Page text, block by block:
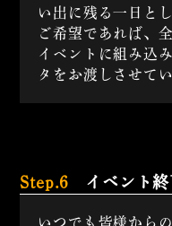
い出に残る一日と
ご希望であれば、
イベントに組み込
タをお渡しさせて
Step.6 イベント
いつでも皆様から